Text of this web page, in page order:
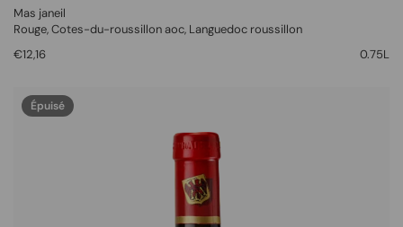
Mas janeil
Rouge, Cotes-du-roussillon aoc, Languedoc roussillon
€12,16
0.75L
Épuisé